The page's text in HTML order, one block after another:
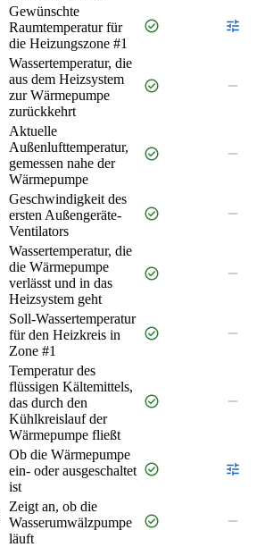
Gewünschte
Raumtemperatur für
die Heizungszone #1
check_circle tune
Wassertemperatur, die
aus dem Heizsystem
zur Wärmepumpe
zurückkehrt
check_circle remove
Aktuelle
Außenlufttemperatur,
gemessen nahe der
Wärmepumpe
check_circle remove
Geschwindigkeit des
ersten Außengeräte-
Ventilators
check_circle remove
Wassertemperatur, die
die Wärmepumpe
verlässt und in das
Heizsystem geht
check_circle remove
Soll-Wassertemperatur
für den Heizkreis in
Zone #1
check_circle remove
Temperatur des
flüssigen Kältemittels,
das durch den
Kühlkreislauf der
Wärmepumpe fließt
check_circle remove
Ob die Wärmepumpe
ein- oder ausgeschaltet
ist
check_circle tune
Zeigt an, ob die
Wasserumwälzpumpe
läuft
check_circle remove